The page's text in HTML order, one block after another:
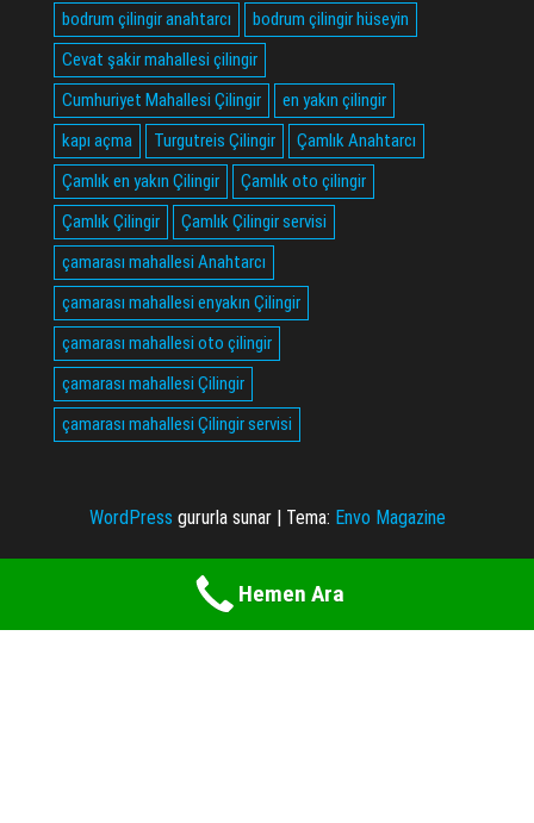
bodrum çilingir anahtarcı
bodrum çilingir hüseyin
Cevat şakir mahallesi çilingir
Cumhuriyet Mahallesi Çilingir
en yakın çilingir
kapı açma
Turgutreis Çilingir
Çamlık Anahtarcı
Çamlık en yakın Çilingir
Çamlık oto çilingir
Çamlık Çilingir
Çamlık Çilingir servisi
çamarası mahallesi Anahtarcı
çamarası mahallesi enyakın Çilingir
çamarası mahallesi oto çilingir
çamarası mahallesi Çilingir
çamarası mahallesi Çilingir servisi
WordPress gururla sunar | Tema: Envo Magazine
Hemen Ara